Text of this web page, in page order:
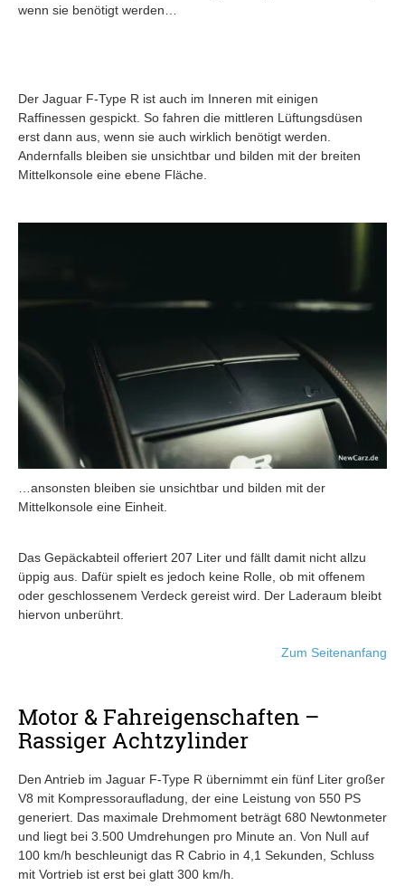
wenn sie benötigt werden…
Der Jaguar F-Type R ist auch im Inneren mit einigen
Raffinessen gespickt. So fahren die mittleren Lüftungsdüsen
erst dann aus, wenn sie auch wirklich benötigt werden.
Andernfalls bleiben sie unsichtbar und bilden mit der breiten
Mittelkonsole eine ebene Fläche.
…ansonsten bleiben sie unsichtbar und bilden mit der
Mittelkonsole eine Einheit.
Das Gepäckabteil offeriert 207 Liter und fällt damit nicht allzu
üppig aus. Dafür spielt es jedoch keine Rolle, ob mit offenem
oder geschlossenem Verdeck gereist wird. Der Laderaum bleibt
hiervon unberührt.
Zum Seitenanfang
Motor & Fahreigenschaften –
Rassiger Achtzylinder
Den Antrieb im Jaguar F-Type R übernimmt ein fünf Liter großer
V8 mit Kompressoraufladung, der eine Leistung von 550 PS
generiert. Das maximale Drehmoment beträgt 680 Newtonmeter
und liegt bei 3.500 Umdrehungen pro Minute an. Von Null auf
100 km/h beschleunigt das R Cabrio in 4,1 Sekunden, Schluss
mit Vortrieb ist erst bei glatt 300 km/h.